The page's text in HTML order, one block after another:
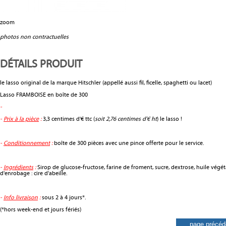
zoom
photos non contractuelles
DÉTAILS PRODUIT
le lasso original de la marque Hitschler (appellé aussi fil, ficelle, spaghetti ou lacet)
Lasso FRAMBOISE en boîte de 300
-
- Prix à la pièce:3,3 centimes d'€ ttc (soit 2,76 centimes d'€ ht) le lasso !
- Conditionnement:boîte de 300 pièces avec une pince offerte pour le service.
- Ingrédients:Sirop de glucose-fructose, farine de froment, sucre, dextrose, huile
d'enrobage : cire d'abeille.
- Info livraison :sous 2 à 4 jours*.
(*hors week-end et jours fériés)